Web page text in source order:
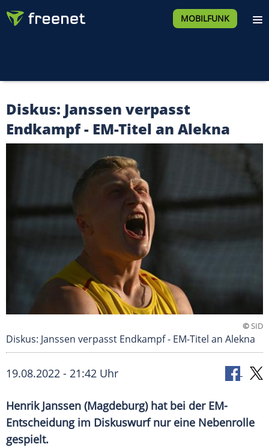
MOBILFUNK
Diskus: Janssen verpasst
Endkampf - EM-Titel an Alekna
©SID
Diskus: Janssen verpasst Endkampf - EM-Titel an Alekna
19.08.2022 - 21:42 Uhr
Henrik Janssen (Magdeburg) hat bei der EM-
Entscheidung im Diskuswurf nur eine Nebenrolle
gespielt.